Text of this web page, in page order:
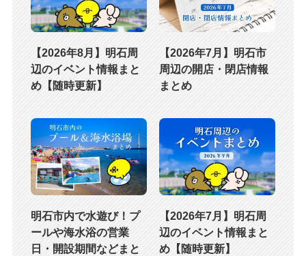
【2026年8月】明石周
辺のイベント情報まと
め【随時更新】
【2026年7月】明石市
周辺の開店・閉店情報
まとめ
明石市内で水遊び！プ
ールや海水浴の営業
日・開設期間などまと
【2026年7月】明石周
辺のイベント情報まと
め【随時更新】